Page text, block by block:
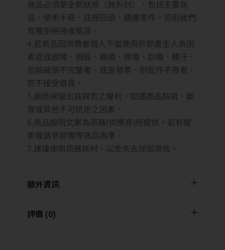
商品必須是全新狀態（無拆封），包括主要商
品、使用手冊、註冊回函、週邊零件，否則我們
有權拒絕接收退貨。
4.若商品因消費者個人不當使用拆卸產生人為因
素造成故障、損毀、磨損、擦傷、刮傷、髒汙、
包裝破損不完整者，或是發票、附配件不齊者，
恕不接受退貨。
5.廠商保留出貨與否之權利，如遇商品缺貨、斷
貨或其他不可抗拒之因素。
6.商品說明文案為原廠(供應商)所提供，若有變
更敬請參照實際商品為準。
7.建議使用原廠耗材，以免失去保固資格。
額外資訊
評價 (0)